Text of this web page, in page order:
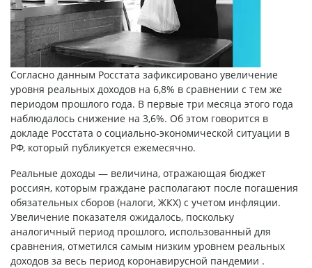
Согласно данным Росстата зафиксировано увеличение
уровня реальных доходов на 6,8% в сравнении с тем же
периодом прошлого года. В первые три месяца этого года
наблюдалось снижение на 3,6%. Об этом говорится в
докладе Росстата о социально-экономической ситуации в
РФ, который публикуется ежемесячно.
Реальные доходы — величина, отражающая бюджет
россиян, которым граждане располагают после погашения
обязательных сборов (налоги, ЖКХ) с учетом инфляции.
Увеличение показателя ожидалось, поскольку
аналогичный период прошлого, использованный для
сравнения, отметился самым низким уровнем реальных
доходов за весь период коронавирусной пандемии .